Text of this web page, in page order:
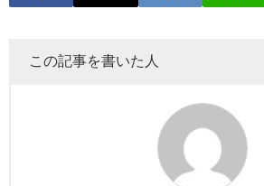
この記事を書いた人